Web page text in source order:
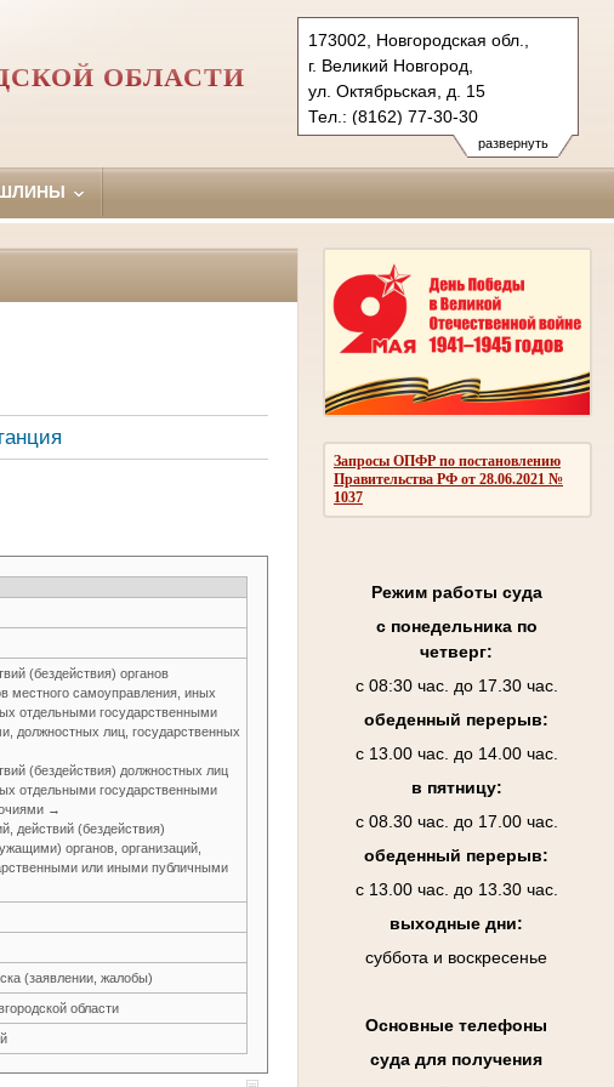
развернуть
173002, Новгородская обл.,
г. Великий Новгород,
ул. Октябрьская, д. 15
Тел.: (8162) 77-30-30
novgorodski.nvg@sudrf.ru
ОБЛАСТИ
Запросы ОПФР по постановлению
Правительства РФ от 28.06.2021 №
1037
Режим работы суда
с понедельника по
четверг:
с 08:30 час. до 17.30 час.
обеденный перерыв:
с 13.00 час. до 14.00 час.
в пятницу:
с 08.30 час. до 17.00 час.
обеденный перерыв:
с 13.00 час. до 13.30 час.
выходные дни:
суббота и воскресенье
Основные телефоны
суда для получения
(бездействия) органов
местного самоуправления, иных
отдельными государственными
должностных лиц, государственных
(бездействия) должностных лиц
отдельными государственными
→
действий (бездействия)
органов, организаций,
или иными публичными
(заявлении, жалобы)
области